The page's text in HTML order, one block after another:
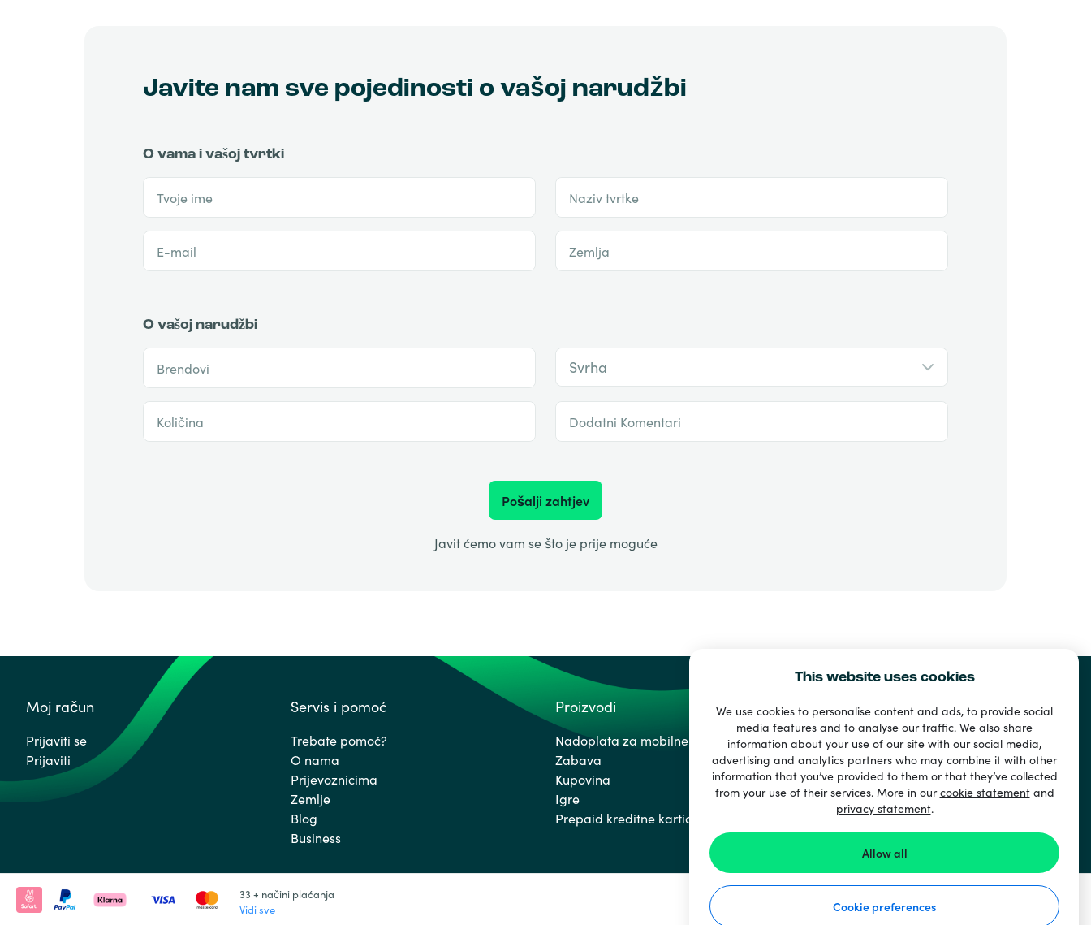
This website uses cookies
We use cookies to personalise content and ads, to provide social
media features and to analyse our traffic. We also share
information about your use of our site with our social media,
advertising and analytics partners who may combine it with other
information that you’ve provided to them or that they’ve collected
from your use of their services. More in ourcookie statementand
privacy statement.
Allow all
Cookie preferences
Javite nam sve pojedinosti o vašoj narudžbi
O vama i vašoj tvrtki
Tvoje ime Naziv tvrtke
E-mail Zemlja
O vašoj narudžbi
Brendovi Svrha
Količina Dodatni Komentari
Pošalji zahtjev
Javit ćemo vam se što je prije moguće
Moj račun
Prijaviti se
Prijaviti
Servis i pomoć
Trebate pomoć?
O nama
Prijevoznicima
Zemlje
Blog
Business
Proizvodi
Nadoplata za mobilne uređaje
Zabava
Kupovina
Igre
Prepaid kreditne kartice
33 + načini plaćanja
Vidi sve